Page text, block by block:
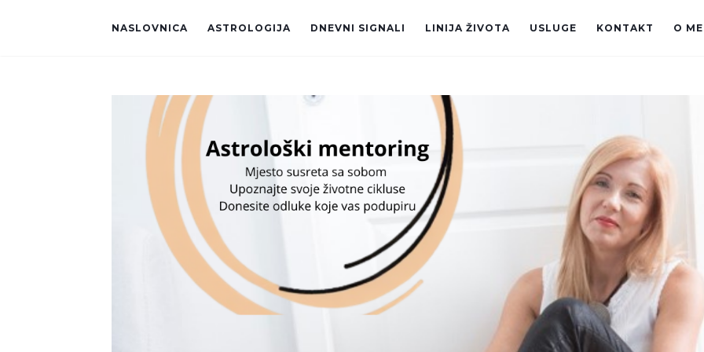
NASLOVNICA ASTROLOGIJA DNEVNI SIGNALI LINIJA ŽIVOTA USLUGE KONTAKT O